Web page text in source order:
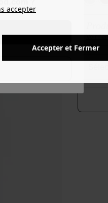
Voir
accepter
Accepter et Fermer